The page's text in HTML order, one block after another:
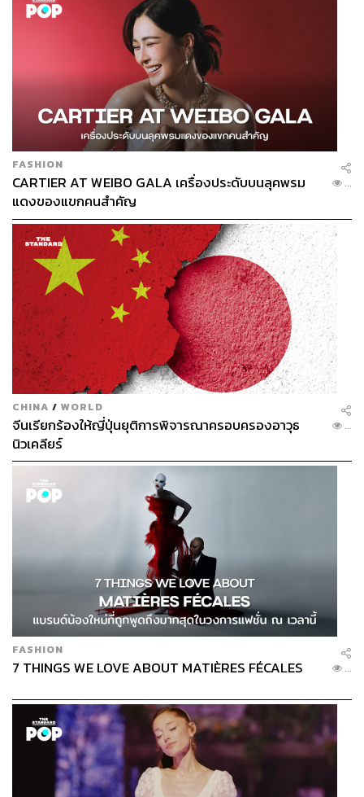
FASHION
CARTIER AT WEIBO GALA เครื่องประดับบนลุคพรม
แดงของแขกคนสำคัญ
...
CHINA / WORLD
จีนเรียกร้องให้ญี่ปุ่นยุติการพิจารณาครอบครองอาวุธ
นิวเคลียร์
...
FASHION
7 THINGS WE LOVE ABOUT MATIÈRES FÉCALES ...